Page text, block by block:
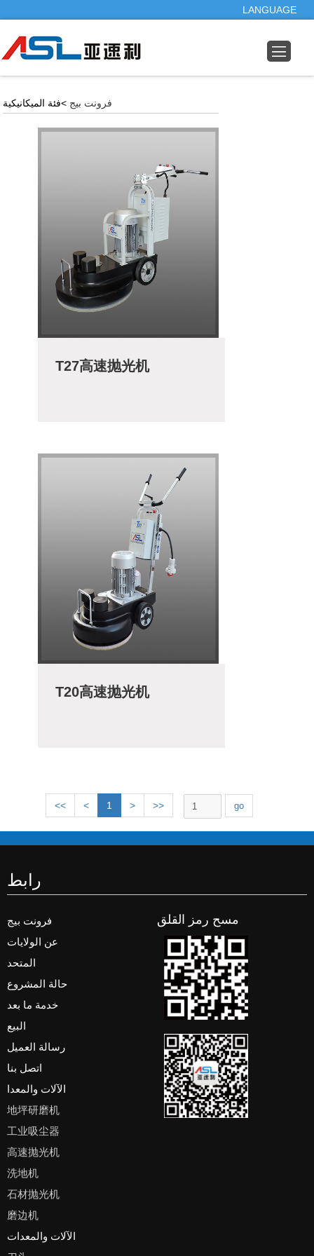
LANGUAGE
فرونت بيج >فئة الميكانيكية
T27高速抛光机
T20高速抛光机
<< < 1 > >>
رابط
فرونت بيج
عن الولايات
المتحد
حالة المشروع
خدمة ما بعد
البيع
رسالة العميل
اتصل بنا
الآلات والمعدا
地坪研磨机
工业吸尘器
高速抛光机
洗地机
石材抛光机
磨边机
الآلات والمعدات
مسح رمز القلق